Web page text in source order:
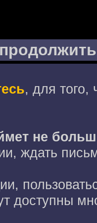
, для того,
не
ждать
доступны